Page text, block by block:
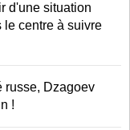
d'une situation
centre à suivre
russe, Dzagoev
!